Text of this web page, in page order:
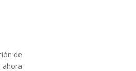
de
ahora